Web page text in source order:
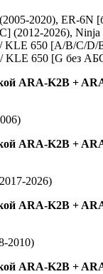
2020), ER-6N
(2012-2026),
/ KLE 650 [A/B/C/
/ KLE 650 [G без
ARA-K2B +
ARA-K2B +
2026)
ARA-K2B +
2010)
ARA-K2B +